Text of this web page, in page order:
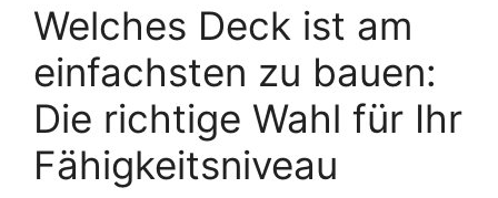
Welches Deck ist am
einfachsten zu bauen:
Die richtige Wahl für Ihr
Fähigkeitsniveau